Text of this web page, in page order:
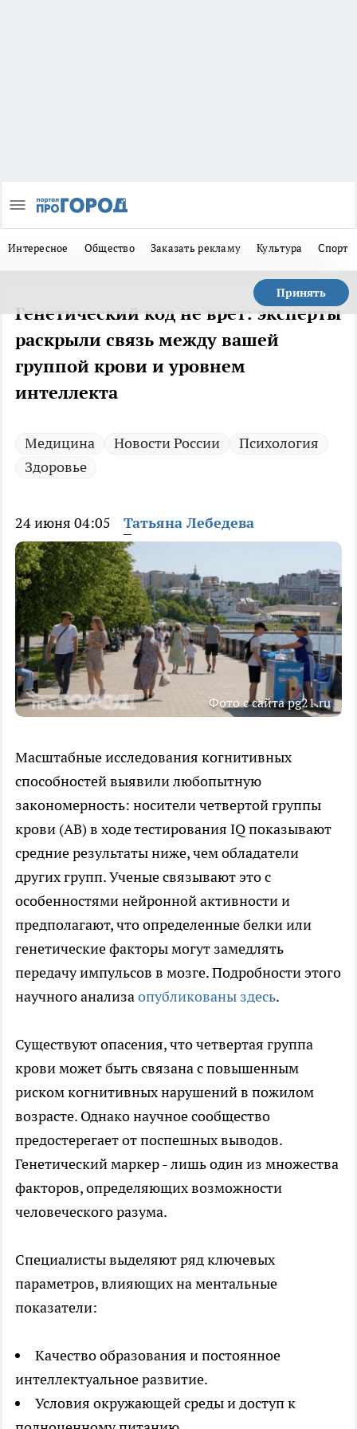
Интересное Общество Заказать рекламу Культура Спорт
Принять
Генетический код не врет: эксперты
раскрыли связь между вашей
группой крови и уровнем
интеллекта
Медицина Новости России
Психология
Здоровье
24 июня 04:05 Татьяна Лебедева
Фото с сайта pg21.ru
Масштабные исследования когнитивных
способностей выявили любопытную
закономерность: носители четвертой группы
крови (AB) в ходе тестирования IQ показывают
средние результаты ниже, чем обладатели
других групп. Ученые связывают это с
особенностями нейронной активности и
предполагают, что определенные белки или
генетические факторы могут замедлять
передачу импульсов в мозге. Подробности этого
научного анализаопубликованы здесь.
Существуют опасения, что четвертая группа
крови может быть связана с повышенным
риском когнитивных нарушений в пожилом
возрасте. Однако научное сообщество
предостерегает от поспешных выводов.
Генетический маркер - лишь один из множества
факторов, определяющих возможности
человеческого разума.
Специалисты выделяют ряд ключевых
параметров, влияющих на ментальные
показатели:
Качество образования и постоянное
интеллектуальное развитие.
Условия окружающей среды и доступ к